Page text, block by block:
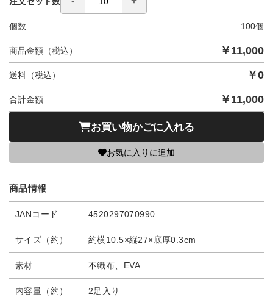
個数 100個
商品金額（税込） ￥ 11,000
送料（税込） ￥0
合計金額 ￥ 11,000
お買い物かごに入れる
お気に入りに追加
商品情報
JANコード 4520297070990
サイズ（約） 約横10.5×縦27×底厚0.3cm
素材 不織布、EVA
内容量（約） 2足入り